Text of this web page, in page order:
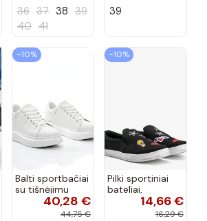
36 37 38 39
40 41
39
−10%
Balti sportbačiai
su tišnėjimu
Peyton40,28 €
44,75 €
−10%
Pilki sportiniai
bateliai,
„Justice"14,66 €
16,29 €